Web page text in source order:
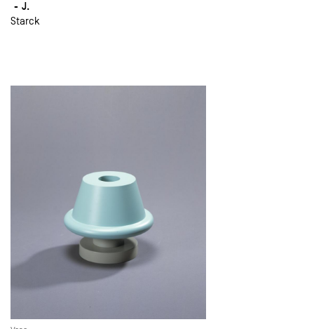
J.
Starck